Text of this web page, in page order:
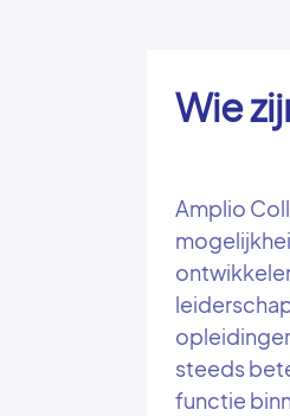
Wie
Amplio
steeds
functie